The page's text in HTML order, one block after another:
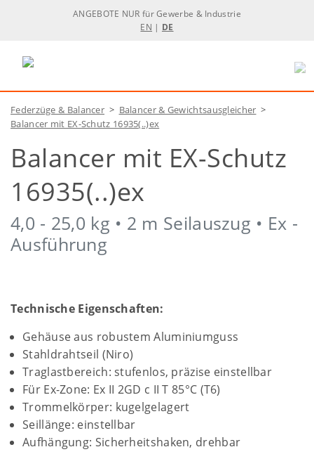
ANGEBOTE NUR für Gewerbe & Industrie
EN | DE
Federzüge & Balancer > Balancer & Gewichtsausgleicher >
Balancer mit EX-Schutz 16935(..)ex
Balancer mit EX-Schutz
16935(..)ex
4,0 - 25,0 kg • 2 m Seilauszug • Ex -
Ausführung
Technische Eigenschaften:
Gehäuse aus robustem Aluminiumguss
Stahldrahtseil (Niro)
Traglastbereich: stufenlos, präzise einstellbar
Für Ex-Zone: Ex II 2GD c II T 85°C (T6)
Trommelkörper: kugelgelagert
Seillänge: einstellbar
Aufhängung: Sicherheitshaken, drehbar